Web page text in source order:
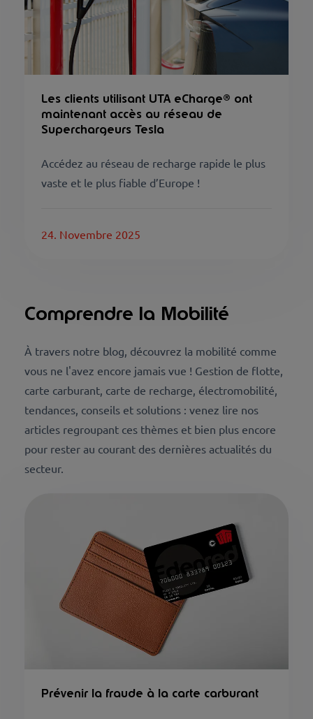
Les clients utilisant UTA eCharge® ont
maintenant accès au réseau de
Superchargeurs Tesla
Accédez au réseau de recharge rapide le plus
vaste et le plus fiable d’Europe !
24. Novembre 2025
Comprendre la Mobilité
À travers notre blog, découvrez la mobilité comme
vous ne l'avez encore jamais vue ! Gestion de flotte,
carte carburant, carte de recharge, électromobilité,
tendances, conseils et solutions : venez lire nos
articles regroupant ces thèmes et bien plus encore
pour rester au courant des dernières actualités du
secteur.
Prévenir la fraude à la carte carburant